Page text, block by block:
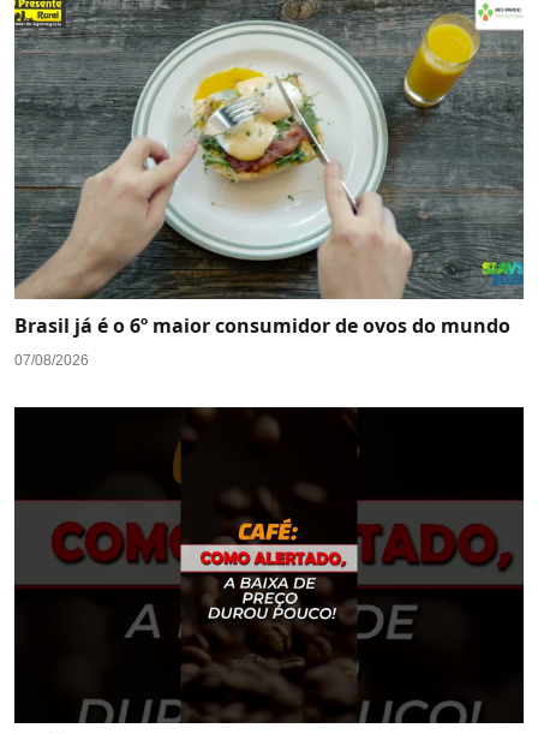
Brasil já é o 6º maior consumidor de ovos do mundo
07/08/2026